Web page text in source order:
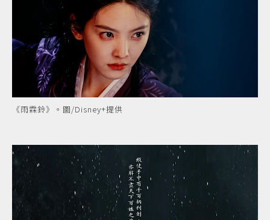
《雨霖鈴》。圖/Disney+提供